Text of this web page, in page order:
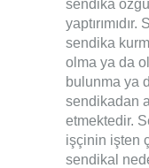
sendika
sendika
olma ya da
bulunma ya
sendikadan
etmektedir.
işçinin işten
sendikal